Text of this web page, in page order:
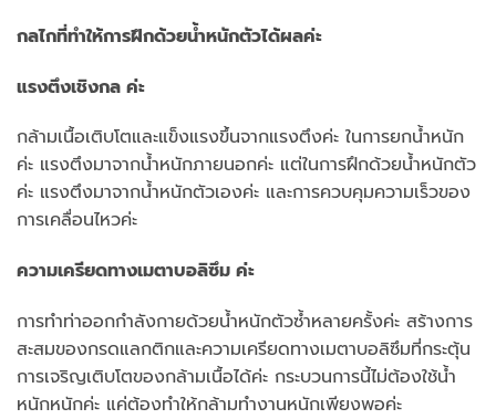
กลไกที่ทำให้การฝึกด้วยน้ำหนักตัวได้ผลค่ะ
แรงตึงเชิงกล ค่ะ
กล้ามเนื้อเติบโตและแข็งแรงขึ้นจากแรงตึงค่ะ ในการยกน้ำหนัก
ค่ะ แรงตึงมาจากน้ำหนักภายนอกค่ะ แต่ในการฝึกด้วยน้ำหนักตัว
ค่ะ แรงตึงมาจากน้ำหนักตัวเองค่ะ และการควบคุมความเร็วของ
การเคลื่อนไหวค่ะ
ความเครียดทางเมตาบอลิซึม ค่ะ
การทำท่าออกกำลังกายด้วยน้ำหนักตัวซ้ำหลายครั้งค่ะ สร้างการ
สะสมของกรดแลกติกและความเครียดทางเมตาบอลิซึมที่กระตุ้น
การเจริญเติบโตของกล้ามเนื้อได้ค่ะ กระบวนการนี้ไม่ต้องใช้น้ำ
หนักหนักค่ะ แค่ต้องทำให้กล้ามทำงานหนักเพียงพอค่ะ